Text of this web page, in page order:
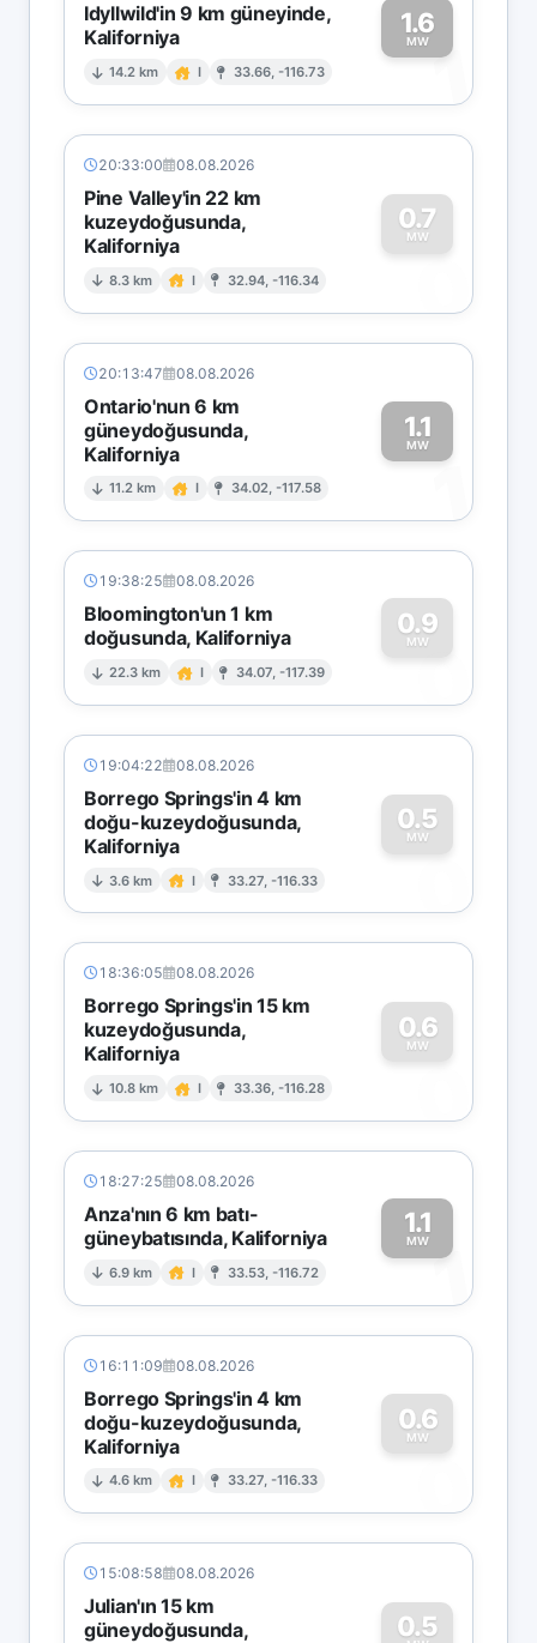
Idyllwild'in 9 km güneyinde,
Kaliforniya
14.2 km I 33.66, -116.73
1.6
MW1
20:33:00 08.08.2026
Pine Valley'in 22 km
kuzeydoğusunda,
Kaliforniya
8.3 km I 32.94, -116.34
0.7
MW
0
20:13:47 08.08.2026
Ontario'nun 6 km
güneydoğusunda,
Kaliforniya
11.2 km I 34.02, -117.58
1.1
MW
1
19:38:25 08.08.2026
Bloomington'un 1 km
doğusunda, Kaliforniya
22.3 km I 34.07, -117.39
0.9
MW
0
19:04:22 08.08.2026
Borrego Springs'in 4 km
doğu-kuzeydoğusunda,
Kaliforniya
3.6 km I 33.27, -116.33
0.5
MW
0
18:36:05 08.08.2026
Borrego Springs'in 15 km
kuzeydoğusunda,
Kaliforniya
10.8 km I 33.36, -116.28
0.6
MW
0
18:27:25 08.08.2026
Anza'nın 6 km batı-
güneybatısında, Kaliforniya
6.9 km I 33.53, -116.72
1.1
MW1
16:11:09 08.08.2026
Borrego Springs'in 4 km
doğu-kuzeydoğusunda,
Kaliforniya
4.6 km I 33.27, -116.33
0.6
MW
0
15:08:58 08.08.2026
Julian'ın 15 km
güneydoğusunda,
0.5